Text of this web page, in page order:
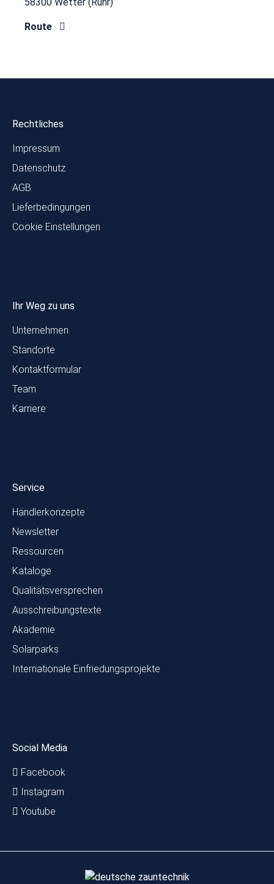
Route
Rechtliches
Impressum
Datenschutz
AGB
Lieferbedingungen
Cookie Einstellungen
Ihr Weg zu uns
Unternehmen
Standorte
Kontaktformular
Team
Karriere
Service
Händlerkonzepte
Newsletter
Ressourcen
Kataloge
Qualitätsversprechen
Ausschreibungstexte
Akademie
Solarparks
Internationale Einfriedungsprojekte
Social Media
Facebook
Instagram
Youtube